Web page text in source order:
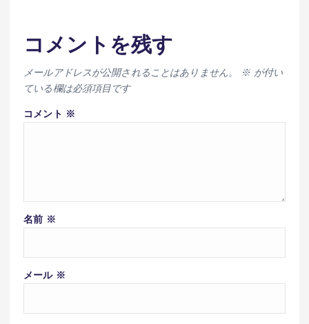
コメントを残す
メールアドレスが公開されることはありません。 ※が付い
ている欄は必須項目です
コメント ※
名前 ※
メール ※